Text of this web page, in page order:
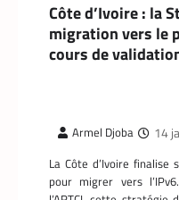
Côte d’Ivoire : la
migration vers le
cours de
Armel Djoba 14
La Côte d’Ivoire
pour migrer vers